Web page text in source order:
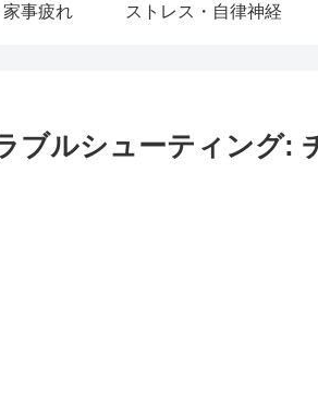
事疲れ ストレス・自律神経
ブルシューティング: